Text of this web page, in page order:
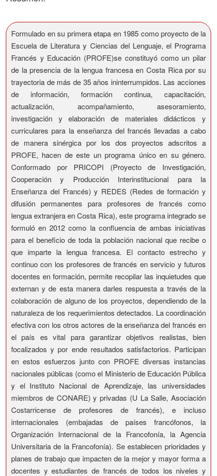
Formulado en su primera etapa en 1985 como proyecto de la
Escuela de Literatura y Ciencias del Lenguaje, el Programa
Francés y Educación (PROFE)se constituyó como un pilar
de la presencia de la lengua francesa en Costa Rica por su
trayectoria de más de 35 años ininterrumpidos. Las acciones
de información, formación continua, capacitación,
actualización, acompañamiento, asesoramiento,
investigación y elaboración de materiales didácticos y
curriculares para la enseñanza del francés llevadas a cabo
de manera sinérgica por los dos proyectos adscritos a
PROFE, hacen de este un programa único en su género.
Conformado por PRICOPI (Proyecto de Investigación,
Cooperación y Producción Interinstitucional para la
Enseñanza del Francés) y REDES (Redes de formación y
difusión permanentes para profesores de francés como
lengua extranjera en Costa Rica), este programa integrado se
formuló en 2012 como la confluencia de ambas iniciativas
para el beneficio de toda la población nacional que recibe o
que imparte la lengua francesa. El contacto estrecho y
continuo con los profesores de francés en servicio y futuros
docentes en formación, permite recopilar las inquietudes que
externan y de esta manera darles respuesta a través de la
colaboración de alguno de los proyectos, dependiendo de la
naturaleza de los requerimientos detectados. La coordinación
efectiva con los otros actores de la enseñanza del francés en
el país es vital para garantizar objetivos realistas, bien
focalizados y por ende resultados satisfactorios. Participan
en estos esfuerzos junto con PROFE diversas instancias
nacionales públicas (como el Ministerio de Educación Pública
y el Instituto Nacional de Aprendizaje, las universidades
miembros de CONARE) y privadas (U La Salle, Asociación
Costarricense de profesores de francés), e incluso
internacionales (embajadas de países francófonos, la
Organización Internacional de la Francofonía, la Agencia
Universitaria de la Francofonía). Se establecen prioridades y
planes de trabajo que impacten de la mejor y mayor forma a
docentes y estudiantes de francés de todos los niveles y